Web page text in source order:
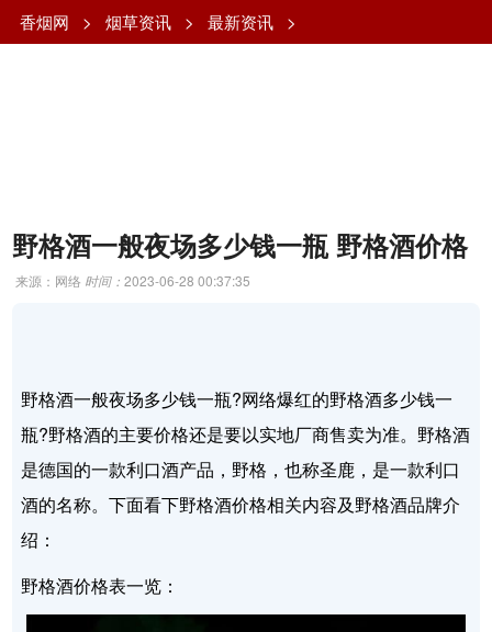
香烟网 > 烟草资讯 > 最新资讯 >
野格酒一般夜场多少钱一瓶 野格酒价格
来源：网络 时间：2023-06-28 00:37:35
野格酒一般夜场多少钱一瓶?网络爆红的野格酒多少钱一
瓶?野格酒的主要价格还是要以实地厂商售卖为准。野格酒
是德国的一款利口酒产品，野格，也称圣鹿，是一款利口
酒的名称。下面看下野格酒价格相关内容及野格酒品牌介
绍：
野格酒价格表一览：